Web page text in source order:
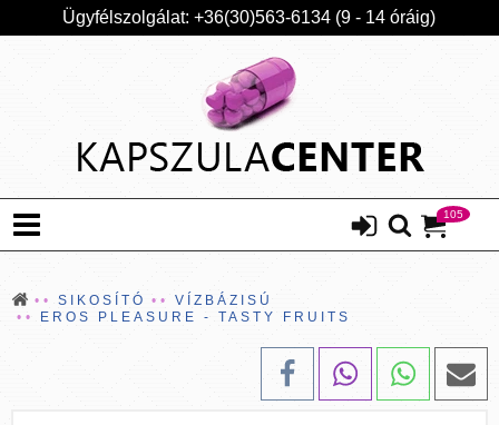
Ügyfélszolgálat: +36(30)563-6134 (9 - 14 óráig)
105
SIKOSÍTÓ
VÍZBÁZISÚ
EROS PLEASURE - TASTY FRUITS